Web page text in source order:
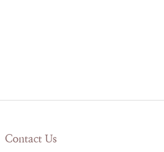
Contact Us